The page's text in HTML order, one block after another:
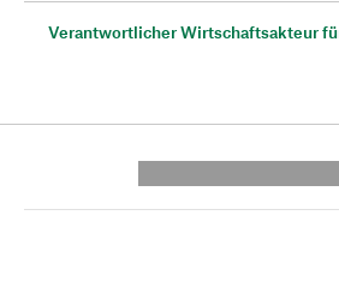
Verantwortlicher Wirtschaftsakteur